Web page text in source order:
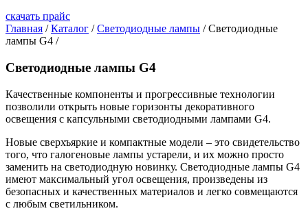
скачать прайс
Главная / Каталог / Светодиодные лампы / Светодиодные
лампы G4 /
Светодиодные лампы G4
Качественные компоненты и прогрессивные технологии
позволили открыть новые горизонты декоративного
освещения с капсульными светодиодными лампами G4.
Новые сверхъяркие и компактные модели – это свидетельство
того, что галогеновые лампы устарели, и их можно просто
заменить на светодиодную новинку. Светодиодные лампы G4
имеют максимальный угол освещения, произведены из
безопасных и качественных материалов и легко совмещаются
с любым светильником.